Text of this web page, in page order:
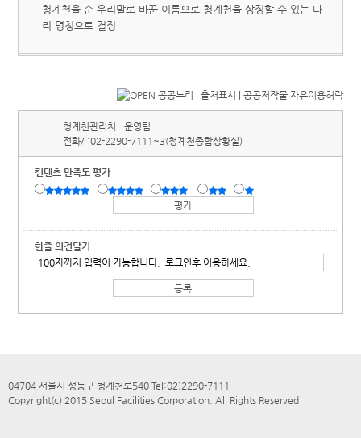
청계천을 순 우리말로 바꾼 이름으로 청계천을 상징할 수 있는 다
리 명칭으로 결정
청계천관리처
운영팀
전화/ :02-2290-7111~3(청계천종합상황실)
컨텐츠 만족도 평가
한줄 의견달기
04704 서울시 성동구 청계천로540 Tel:02)2290-7111
Copyright(c) 2015 Seoul Facilities Corporation. All Rights Reserved